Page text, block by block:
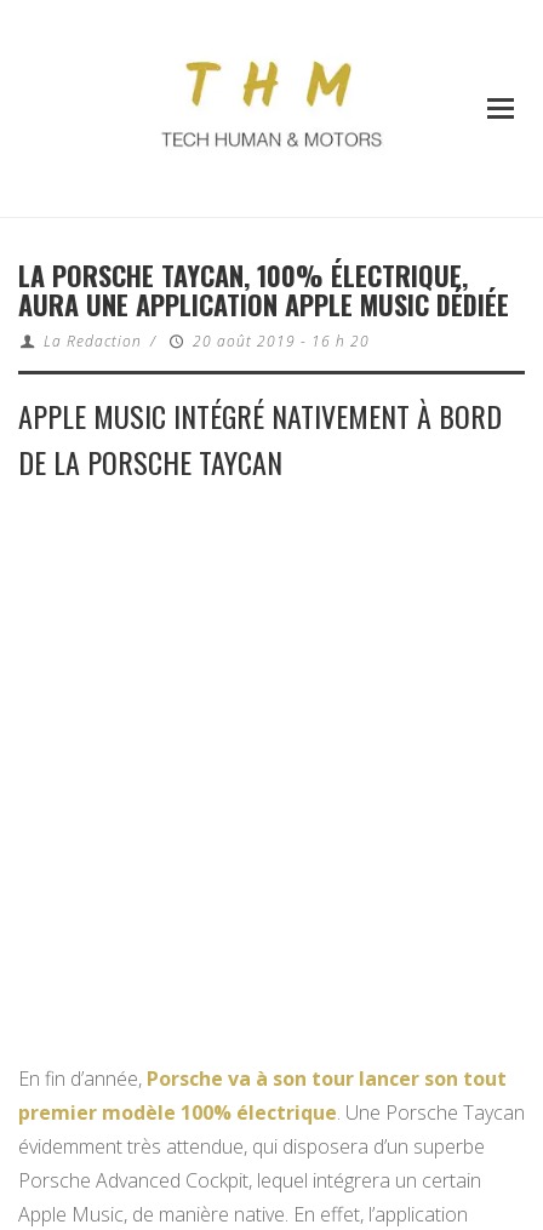
LA PORSCHE TAYCAN, 100% ÉLECTRIQUE,
AURA UNE APPLICATION APPLE MUSIC DÉDIÉE
La Redaction / 20 août 2019 - 16 h 20
APPLE MUSIC INTÉGRÉ NATIVEMENT À BORD
DE LA PORSCHE TAYCAN
En fin d’année, Porsche va à son tour lancer son tout
premier modèle 100% électrique. Une Porsche Taycan
évidemment très attendue, qui disposera d’un superbe
Porsche Advanced Cockpit, lequel intégrera un certain
Apple Music, de manière native. En effet, l’application